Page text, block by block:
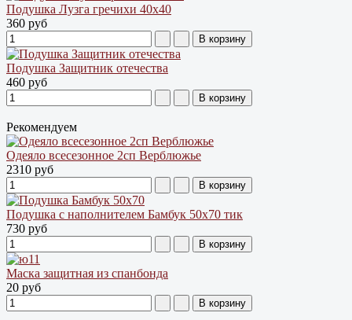
Подушка Лузга гречихи 40х40
360 руб
Подушка Защитник отечества
460 руб
Рекомендуем
Одеяло всесезонное 2сп Верблюжье
2310 руб
Подушка с наполнителем Бамбук 50х70 тик
730 руб
Маска защитная из спанбонда
20 руб